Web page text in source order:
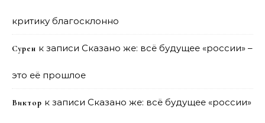
критику благосклонно
Сурен к записи Сказано же: всё будущее «россии» –
это её прошлое
Виктор к записи Сказано же: всё будущее «россии»